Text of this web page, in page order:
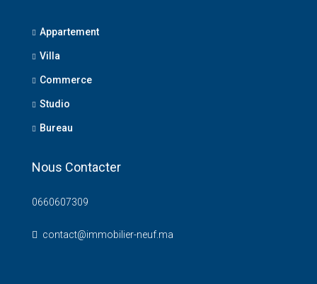
Appartement
Villa
Commerce
Studio
Bureau
Nous Contacter
0660607309
contact@immobilier-neuf.ma